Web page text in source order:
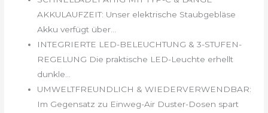
AKKULAUFZEIT: Unser elektrische Staubgebläse
Akku verfügt über...
INTEGRIERTE LED-BELEUCHTUNG & 3-STUFEN-
REGELUNG Die praktische LED-Leuchte erhellt
dunkle...
UMWELTFREUNDLICH & WIEDERVERWENDBAR:
Im Gegensatz zu Einweg-Air Duster-Dosen spart